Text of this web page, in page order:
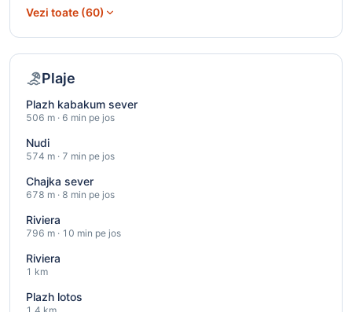
Vezi toate (60)
Plaje
Plazh kabakum sever
506 m · 6 min pe jos
Nudi
574 m · 7 min pe jos
Chajka sever
678 m · 8 min pe jos
Riviera
796 m · 10 min pe jos
Riviera
1 km
Plazh lotos